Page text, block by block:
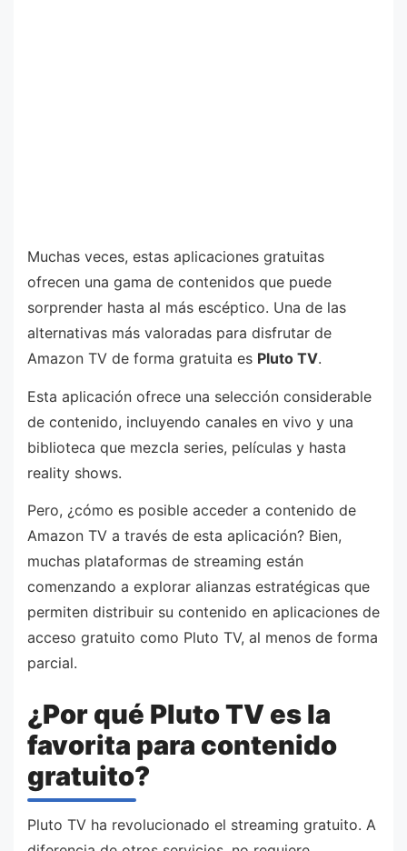
Muchas veces, estas aplicaciones gratuitas
ofrecen una gama de contenidos que puede
sorprender hasta al más escéptico. Una de las
alternativas más valoradas para disfrutar de
Amazon TV de forma gratuita es Pluto TV.
Esta aplicación ofrece una selección considerable
de contenido, incluyendo canales en vivo y una
biblioteca que mezcla series, películas y hasta
reality shows.
Pero, ¿cómo es posible acceder a contenido de
Amazon TV a través de esta aplicación? Bien,
muchas plataformas de streaming están
comenzando a explorar alianzas estratégicas que
permiten distribuir su contenido en aplicaciones de
acceso gratuito como Pluto TV, al menos de forma
parcial.
¿Por qué Pluto TV es la
favorita para contenido
gratuito?
Pluto TV ha revolucionado el streaming gratuito. A